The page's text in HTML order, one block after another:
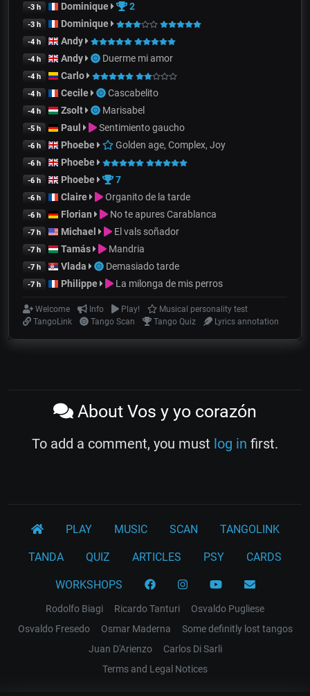
-3 h Dominique 2
-3 h Dominique
-4 h Andy
-4 h Andy Duerme mi amor
-4 h Carlo
-4 h Cecile Cascabelito
-4 h Zsolt Marisabel
-5 h Paul Sentimiento gaucho
-6 h Phoebe Golden age, Complex, Joy
-6 h Phoebe
-6 h Phoebe 7
-6 h Claire Organito de la tarde
-6 h Florian No te apures Carablanca
-7 h Michael El vals soñador
-7 h Tamás Mandria
-7 h Vlada Demasiado tarde
-7 h Philippe La milonga de mis perros
Welcome Info Play!
Musical personality test
TangoLink
Tango Scan Tango Quiz Lyrics annotation
About Vos y yo corazón
To add a comment, you must log in first.
PLAY MUSIC SCAN TANGOLINK
TANDA QUIZ ARTICLES PSY CARDS
WORKSHOPS
Rodolfo Biagi Ricardo Tanturi
Osvaldo Pugliese
Osvaldo Fresedo
Osmar Maderna
Some definitly lost tangos
Juan D'Arienzo
Carlos Di Sarli
Terms and Legal Notices